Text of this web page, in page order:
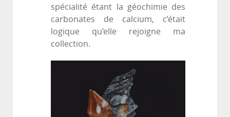
spécialité étant la géochimie des
carbonates de calcium, c’était
logique qu’elle rejoigne ma
collection.